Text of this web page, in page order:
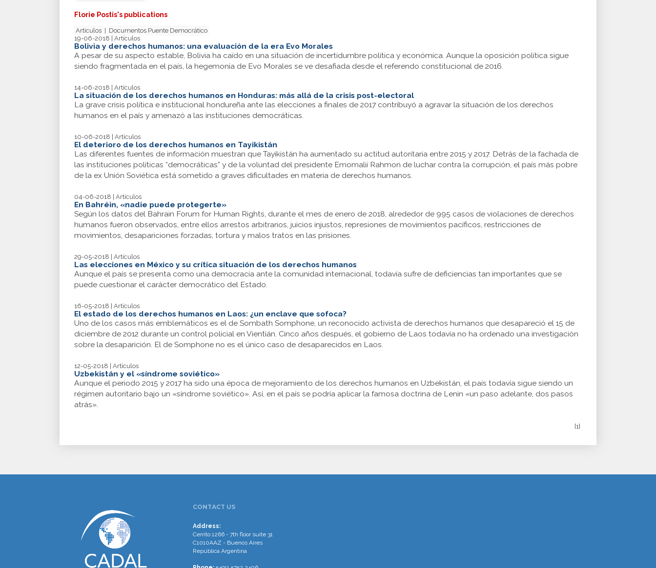
Florie Postis's publications
Artículos | Documentos Puente Democrático
19-06-2018 | Artículos
Bolivia y derechos humanos: una evaluación de la era Evo Morales
A pesar de su aspecto estable, Bolivia ha caído en una situación de incertidumbre política y económica. Aunque la oposición política sigue
siendo fragmentada en el país, la hegemonía de Evo Morales se ve desafiada desde el referendo constitucional de 2016.
14-06-2018 | Artículos
La situación de los derechos humanos en Honduras: más allá de la crisis post-electoral
La grave crisis política e institucional hondureña ante las elecciones a finales de 2017 contribuyó a agravar la situación de los derechos
humanos en el país y amenazó a las instituciones democráticas.
10-06-2018 | Artículos
El deterioro de los derechos humanos en Tayikistán
Las diferentes fuentes de información muestran que Tayikistán ha aumentado su actitud autoritaria entre 2015 y 2017. Detrás de la fachada de
las instituciones políticas “democráticas” y de la voluntad del presidente Emomalii Rahmon de luchar contra la corrupción, el país más pobre
de la ex Unión Soviética está sometido a graves dificultades en materia de derechos humanos.
04-06-2018 | Artículos
En Bahréin, «nadie puede protegerte»
Según los datos del Bahrain Forum for Human Rights, durante el mes de enero de 2018, alrededor de 995 casos de violaciones de derechos
humanos fueron observados, entre ellos arrestos arbitrarios, juicios injustos, represiones de movimientos pacíficos, restricciones de
movimientos, desapariciones forzadas, tortura y malos tratos en las prisiones.
29-05-2018 | Artículos
Las elecciones en México y su crítica situación de los derechos humanos
Aunque el país se presenta como una democracia ante la comunidad internacional, todavía sufre de deficiencias tan importantes que se
puede cuestionar el carácter democrático del Estado.
16-05-2018 | Artículos
El estado de los derechos humanos en Laos: ¿un enclave que sofoca?
Uno de los casos más emblemáticos es el de Sombath Somphone, un reconocido activista de derechos humanos que desapareció el 15 de
diciembre de 2012 durante un control policial en Vientián. Cinco años después, el gobierno de Laos todavía no ha ordenado una investigación
sobre la desaparición. El de Somphone no es el único caso de desaparecidos en Laos.
12-05-2018 | Artículos
Uzbekistán y el «síndrome soviético»
Aunque el periodo 2015 y 2017 ha sido una época de mejoramiento de los derechos humanos en Uzbekistán, el país todavía sigue siendo un
régimen autoritario bajo un «síndrome soviético». Así, en el país se podría aplicar la famosa doctrina de Lenin «un paso adelante, dos pasos
atrás».
[1]
CONTACT US
Address:
Cerrito 1266 - 7th floor suite 31
C1010AAZ - Buenos Aires
República Argentina